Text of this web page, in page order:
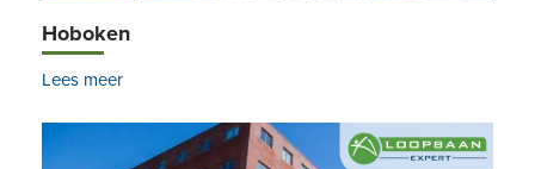
Hoboken
Lees meer